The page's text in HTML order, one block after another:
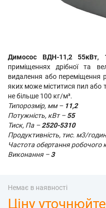
Димосос ВДН-11,2 55кВт,
приміщеннях дрібної та
видалення або переміщення
яких може міститися пил або
не більше 100 кг/м³.
Типорозмір, мм – 11,2
Потужність, кВт –55
Тиск, Па –2520-5310
Продуктивність, тис. м3/
Частота обертання робочого
Виконання –3
Немає в наявності
Ціну уточнюйте